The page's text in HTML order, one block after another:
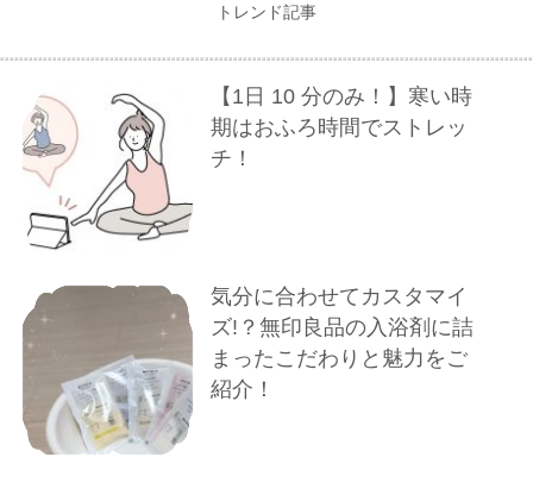
トレンド記事
【1⽇ 10 分のみ！】寒い時
期はおふろ時間でストレッ
チ！
気分に合わせてカスタマイ
ズ!？無印良品の入浴剤に詰
まったこだわりと魅力をご
紹介！